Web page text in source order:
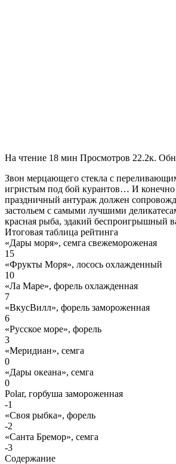
На чтение 18 мин Просмотров 22.2к.
Звон мерцающего стекла с
игристым под бой курантов… И конечно
праздничный антураж должен
застольем с самыми лучшими
красная рыба, эдакий беспроигрышный
Итоговая таблица рейтинга
«Дары моря», семга свежемороженая
15
«Фрукты Моря», лосось охлажденный
10
«Ла Маре», форель охлажденная
7
«ВкусВилл», форель замороженная
6
«Русское море», форель
3
«Меридиан», семга
0
«Дары океана», семга
0
Polar, горбуша замороженная
-1
«Своя рыбка», форель
-2
«Санта Бремор», семга
-3
Содержание